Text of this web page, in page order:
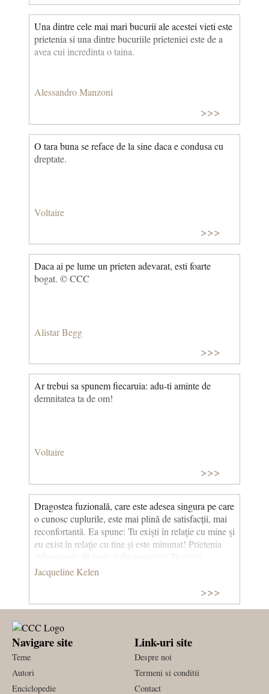
Una dintre cele mai mari bucurii ale acestei vieti este
prietenia si una dintre bucuriile prieteniei este de a
avea cui incredinta o taina.
Alessandro Manzoni
>>>
O tara buna se reface de la sine daca e condusa cu
dreptate.
Voltaire
>>>
Daca ai pe lume un prieten adevarat, esti foarte
bogat. © CCC
Alistar Begg
>>>
Ar trebui sa spunem fiecaruia: adu-ti aminte de
demnitatea ta de om!
Voltaire
>>>
Dragostea fuzională, care este adesea singura pe care
o cunosc cuplurile, este mai plină de satisfacții, mai
reconfortantă. Ea spune: Tu exişti în relaţie cu mine şi
eu exist în relaţie cu tine şi este minunat! Prietenia
eliberatoare dă replica din partea ei: Tu exişti
independent de mine şi eu exist în afara ta, asta e
minunat! Nu mă tem că te pierd, nu te temi că voi
evada, pentru că ne vedem, ne iubim în deplină
libertate. (A iubi din prietenie) © CCC
Jacqueline Kelen
>>>
Navigare site
Teme
Autori
Enciclopedie
Link-uri site
Despre noi
Termeni si conditii
Contact